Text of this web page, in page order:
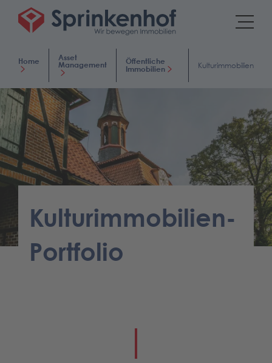
Home Asset
Management Öffentliche
Immobilien Kulturimmobilien
Kulturimmobilien-
Portfolio